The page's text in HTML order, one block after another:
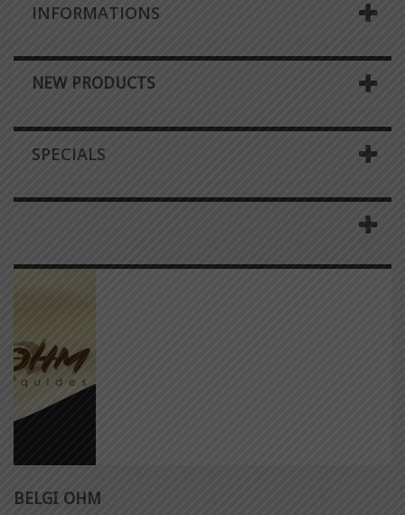
INFORMATIONS
NEW PRODUCTS
SPECIALS
BELGI OHM